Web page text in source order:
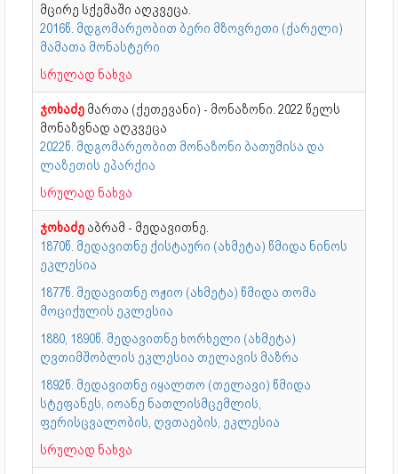
მცირე სქემაში აღკვეცა.
2016წ. მდგომარეობით ბერი მზოვრეთი (ქარელი)
მამათა მონასტერი
სრულად ნახვა
ჯოხაძე მართა (ქეთევანი) - მონაზონი. 2022 წელს
მონაზვნად აღკვეცა
2022წ. მდგომარეობით მონაზონი ბათუმისა და
ლაზეთის ეპარქია
სრულად ნახვა
ჯოხაძე აბრამ - მედავითნე.
1870წ. მედავითნე ქისტაური (ახმეტა) წმიდა ნინოს
ეკლესია
1877წ. მედავითნე ოჟიო (ახმეტა) წმიდა თომა
მოციქულის ეკლესია
1880, 1890წ. მედავითნე ხორხელი (ახმეტა)
ღვთიმშობლის ეკლესია თელავის მაზრა
1892წ. მედავითნე იყალთო (თელავი) წმიდა
სტეფანეს, იოანე ნათლისმცემლის,
ფერისცვალობის, ღვთაების, ეკლესია
სრულად ნახვა